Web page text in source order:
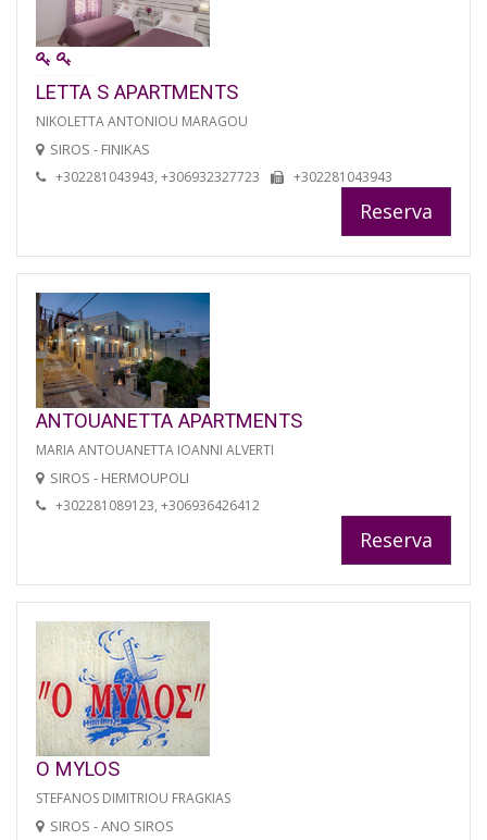
LETTA S APARTMENTS
NIKOLETTA ANTONIOU MARAGOU
SIROS - FINIKAS
+302281043943, +306932327723 +302281043943
Reserva
ANTOUANETTA APARTMENTS
MARIA ANTOUANETTA IOANNI ALVERTI
SIROS - HERMOUPOLI
+302281089123, +306936426412
Reserva
O MYLOS
STEFANOS DIMITRIOU FRAGKIAS
SIROS - ANO SIROS